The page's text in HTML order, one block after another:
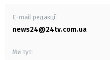
E-mail редакції
news24@24tv.com.ua
Ми тут: